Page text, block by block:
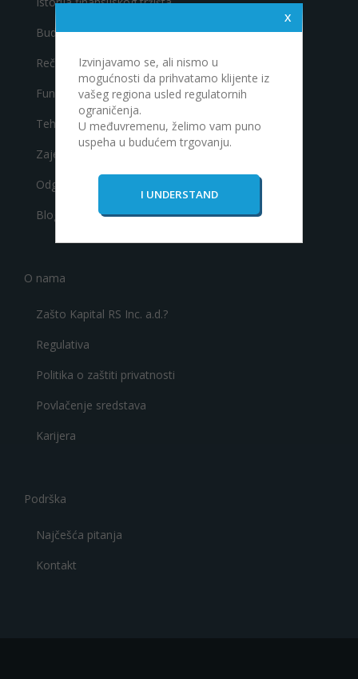
Budite uspešan trejder
Rečnik finansijskog tržišta
Fundamentalna analiza
Tehnička analiza
Zajednica
Odgovori
Blog
O nama
Zašto Kapital RS Inc. a.d.?
Regulativa
Politika o zaštiti privatnosti
Povlačenje sredstava
Karijera
Podrška
Najčešća pitanja
Kontakt
Izvinjavamo se, ali nismo u
mogućnosti da prihvatamo klijente iz
vašeg regiona usled regulatornih
ograničenja.
U međuvremenu, želimo vam puno
uspeha u budućem trgovanju.